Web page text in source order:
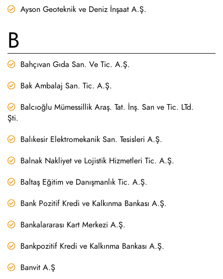
Ayson Geoteknik ve Deniz İnşaat A.Ş.
B
Bahçıvan Gıda San. Ve Tic. A.Ş.
Bak Ambalaj San. Tic. A.Ş.
Balcıoğlu Mümessillik Araş. Tat. İnş. San ve Tic. LTd.
Şti.
Balıkesir Elektromekanik San. Tesisleri A.Ş.
Balnak Nakliyet ve Lojistik Hizmetleri Tic. A.Ş.
Baltaş Eğitim ve Danışmanlık Tic. A.Ş.
Bank Pozitif Kredi ve Kalkınma Bankası A.Ş.
Bankalararası Kart Merkezi A.Ş.
Bankpozitif Kredi ve Kalkınma Bankası A.Ş.
Banvit A.Ş